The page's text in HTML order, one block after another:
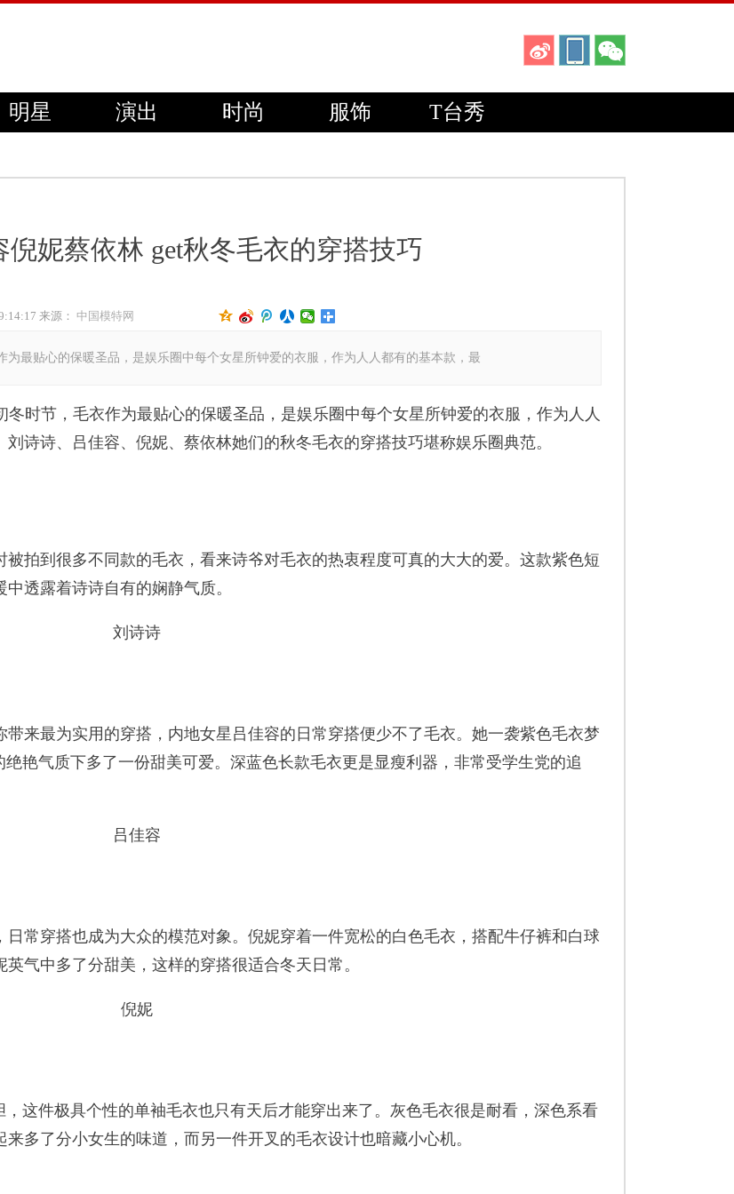
明星 演出 时尚 服饰 T台秀
妮蔡依林 get秋冬毛衣的穿搭技巧
来源： 中国模特网
为最贴心的保暖圣品，是娱乐圈中每个女星所钟爱的衣服，作为人人都有的基本款，最
冬时节，毛衣作为最贴心的保暖圣品，是娱乐圈中每个女星所钟爱的衣服，作为人人
诗诗、吕佳容、倪妮、蔡依林她们的秋冬毛衣的穿搭技巧堪称娱乐圈典范。
到很多不同款的毛衣，看来诗爷对毛衣的热衷程度可真的大大的爱。这款紫色短
透露着诗诗自有的娴静气质。
刘诗诗
最为实用的穿搭，内地女星吕佳容的日常穿搭便少不了毛衣。她一袭紫色毛衣梦
艳气质下多了一份甜美可爱。深蓝色长款毛衣更是显瘦利器，非常受学生党的追
吕佳容
穿搭也成为大众的模范对象。倪妮穿着一件宽松的白色毛衣，搭配牛仔裤和白球
气中多了分甜美，这样的穿搭很适合冬天日常。
倪妮
件极具个性的单袖毛衣也只有天后才能穿出来了。灰色毛衣很是耐看，深色系看
多了分小女生的味道，而另一件开叉的毛衣设计也暗藏小心机。